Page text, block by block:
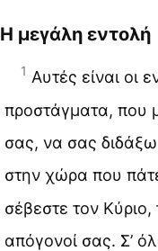
Η μεγάλη εντολή
1 Αυτές είναι οι
προστάγματα, που
σας, να σας
στην χώρα που
σέβεστε τον
απόγονοί σας. Σ’